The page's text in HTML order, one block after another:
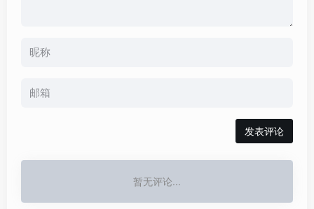
发表评论
暂无评论...